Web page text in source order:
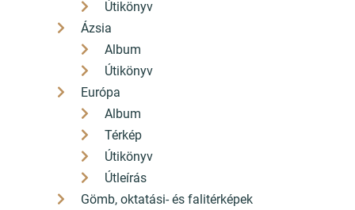
Útikönyv
Ázsia
Album
Útikönyv
Európa
Album
Térkép
Útikönyv
Útleírás
Gömb, oktatási- és falitérképek